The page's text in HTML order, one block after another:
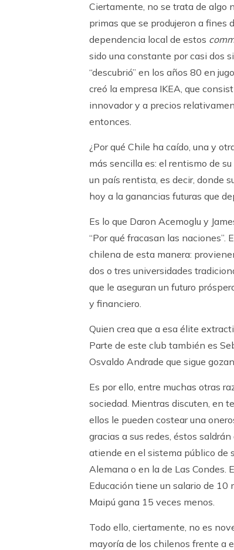
Ciertamente, no se trata de algo
primas que se produjeron a
dependencia local de estos
sido una constante por casi dos
“descubrió” en los años 80 en
creó la empresa IKEA, que
innovador y a precios
entonces.
¿Por qué Chile ha caído, una y
más sencilla es: el rentismo de
un país rentista, es decir, donde
hoy a la ganancias futuras que
Es lo que Daron Acemoglu y
“Por qué fracasan las
chilena de esta manera:
dos o tres universidades
que le aseguran un futuro
y financiero.
Quien crea que a esa élite
Parte de este club también es
Osvaldo Andrade que sigue
Es por ello, entre muchas otras
sociedad. Mientras discuten, en
ellos le pueden costear una
gracias a sus redes, éstos
atiende en el sistema público de
Alemana o en la de Las Condes.
Educación tiene un salario de 10
Maipú gana 15 veces menos.
Todo ello, ciertamente, no es
mayoría de los chilenos frente a